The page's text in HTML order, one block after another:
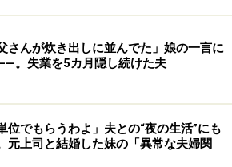
さんが炊き出しに並んでた」娘の一言に
。失業を5カ月隠し続けた夫
位でもらうわよ」夫との“夜の生活”にも
元上司と結婚した妹の「異常な夫婦関